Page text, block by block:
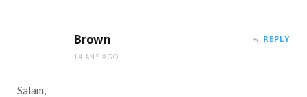
Brown
14 ANS AGO
REPLY
Salam,